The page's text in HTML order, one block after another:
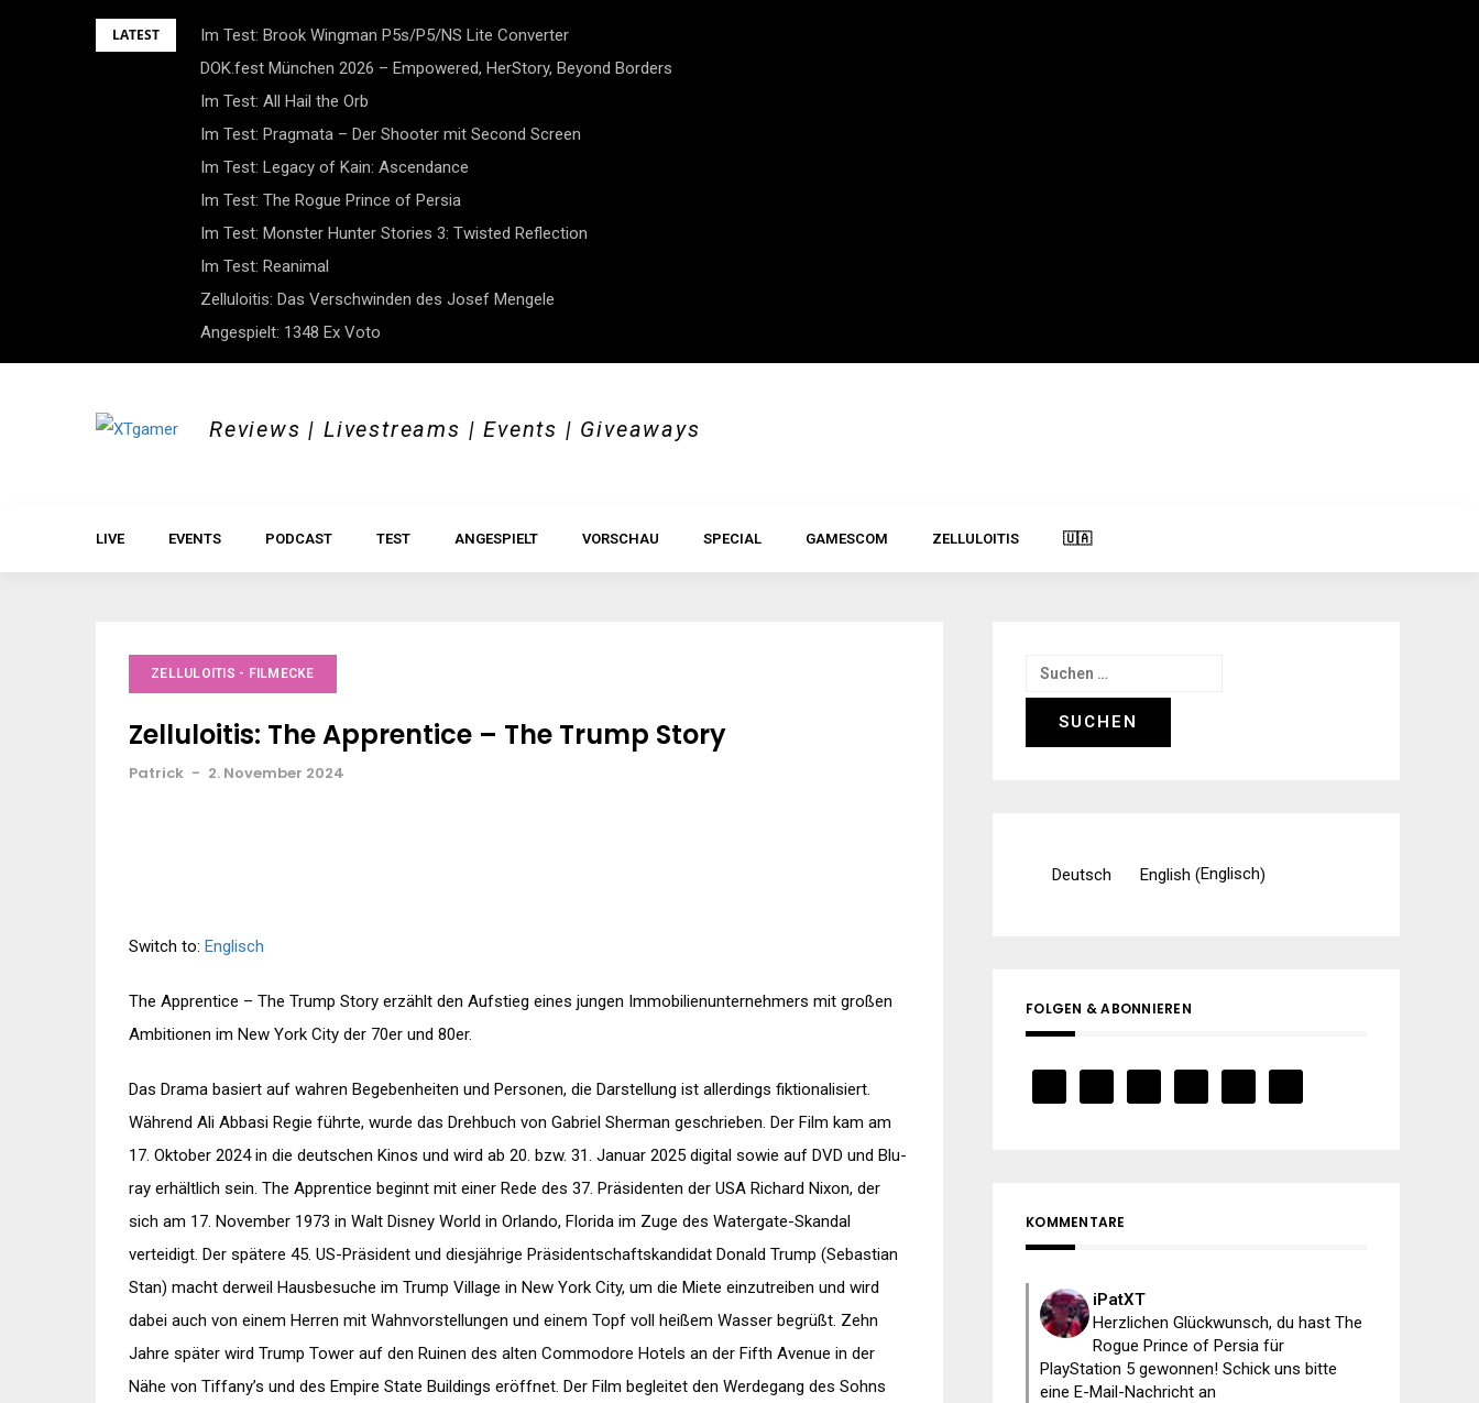
LATEST
Im Test: Brook Wingman P5s/P5/NS Lite Converter
DOK.fest München 2026 – Empowered, HerStory, Beyond Borders
Im Test: All Hail the Orb
Im Test: Pragmata – Der Shooter mit Second Screen
Im Test: Legacy of Kain: Ascendance
Im Test: The Rogue Prince of Persia
Im Test: Monster Hunter Stories 3: Twisted Reflection
Im Test: Reanimal
Zelluloitis: Das Verschwinden des Josef Mengele
Angespielt: 1348 Ex Voto
Reviews | Livestreams | Events | Giveaways
LIVE EVENTS PODCAST TEST ANGESPIELT VORSCHAU SPECIAL GAMESCOM ZELLULOITIS 🇺🇦
ZELLULOITIS - FILMECKE
Zelluloitis: The Apprentice – The Trump Story
Patrick - 2. November 2024
Switch to: Englisch
The Apprentice – The Trump Story erzählt den Aufstieg eines jungen Immobilienunternehmers mit großen
Ambitionen im New York City der 70er und 80er.
Das Drama basiert auf wahren Begebenheiten und Personen, die Darstellung ist allerdings fiktionalisiert.
Während Ali Abbasi Regie führte, wurde das Drehbuch von Gabriel Sherman geschrieben. Der Film kam am
17. Oktober 2024 in die deutschen Kinos und wird ab 20. bzw. 31. Januar 2025 digital sowie auf DVD und Blu-
ray erhältlich sein. The Apprentice beginnt mit einer Rede des 37. Präsidenten der USA Richard Nixon, der
sich am 17. November 1973 in Walt Disney World in Orlando, Florida im Zuge des Watergate-Skandal
verteidigt. Der spätere 45. US-Präsident und diesjährige Präsidentschaftskandidat Donald Trump (Sebastian
Stan) macht derweil Hausbesuche im Trump Village in New York City, um die Miete einzutreiben und wird
dabei auch von einem Herren mit Wahnvorstellungen und einem Topf voll heißem Wasser begrüßt. Zehn
Jahre später wird Trump Tower auf den Ruinen des alten Commodore Hotels an der Fifth Avenue in der
Nähe von Tiffany’s und des Empire State Buildings eröffnet. Der Film begleitet den Werdegang des Sohns
Suchen
nach:
Deutsch English (Englisch)
FOLGEN & ABONNIEREN
KOMMENTARE
iPatXT
Herzlichen Glückwunsch, du hast The
Rogue Prince of Persia für
PlayStation 5 gewonnen! Schick uns bitte
eine E-Mail-Nachricht an